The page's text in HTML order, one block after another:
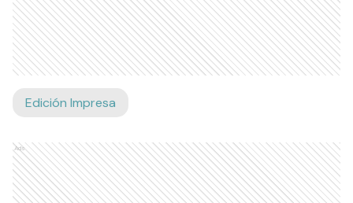
Edición Impresa
Ads